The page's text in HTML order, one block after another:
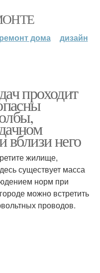
ремонт дома дизайн
проходит
вблизи него
жилище,
существует масса
норм при
можно встретить
проводов.